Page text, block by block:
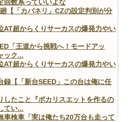
回数系っていいよな
【「カバネリ」CZの設定判別が分
AT超からくりサーカスの爆発力やい
「王道から挑戦へ！モードアッ
ック...
AT超からくりサーカスの爆発力やい
録【「新台SEED」この台は俺に任
したこと『ポカリスエットを作るの
てい...
車検車「実は俺たち20万台も走って